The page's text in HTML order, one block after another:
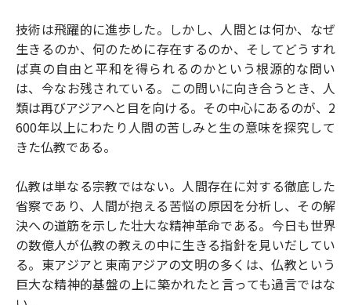
技術は飛躍的に進歩した。しかし、人間とは何か、なぜ
生きるのか、何のために存在するのか、そしてどうすれ
ば真の自由と平和を得られるのかという根源的な問い
は、今なお残されている。この問いに向き合うとき、人
類は再びアジアへと目を向ける。その中心にあるのが、2
600年以上にわたり人間の苦しみと生の意味を探究して
きた仏教である。
仏教は単なる宗教ではない。人間存在に対する徹底した
省察であり、人間が抱える苦悩の原因を分析し、その解
決への道筋を示した壮大な精神革命である。今日も世界
の数億人が仏教の教えの中に生きる指針を見いだしてい
る。東アジアと東南アジアの文明の多くは、仏教という
巨大な精神的基盤の上に築かれたと言っても過言ではな